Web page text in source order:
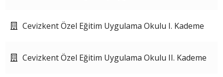
Cevizkent Özel Eğitim Uygulama Okulu I. Kademe
Cevizkent Özel Eğitim Uygulama Okulu II. Kademe